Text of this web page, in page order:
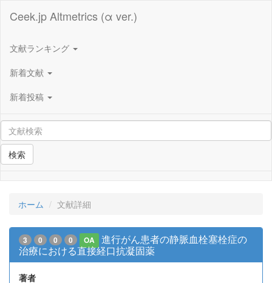
Ceek.jp Altmetrics (α ver.)
文献ランキング
新着文献
新着投稿
検索
ホーム 文献詳細
3 0 0 0 OA
進行がん患者の静脈血栓塞栓症の
治療における直接経口抗凝固薬
著者